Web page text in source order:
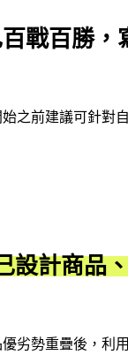
戰百勝，
之前建議可針對
設計商品
劣勢重疊後，利